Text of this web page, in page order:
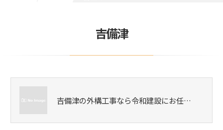
吉備津
吉備津の外構工事なら令和建設にお任…